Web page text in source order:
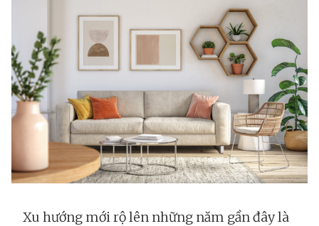
Xu hướng mới rộ lên những năm gần đây là